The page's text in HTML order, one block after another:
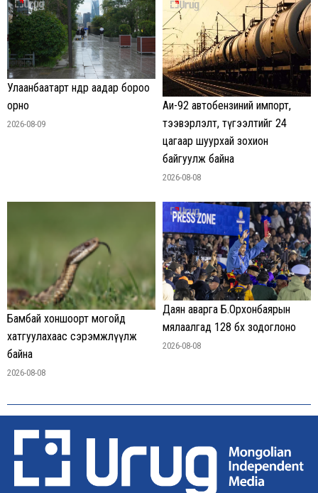
Улаанбаатарт өнөөдөр аадар бороо
орно
2026-08-09
Аи-92 автобензиний импорт,
тээвэрлэлт, түгээлтийг 24
цагаар шуурхай зохион
байгуулж байна
2026-08-08
Бамбай хоншоорт могойд
хатгуулахаас сэрэмжлүүлж
байна
2026-08-08
Даян аварга Б.Орхонбаярын
мялаалгад 128 бөх зодоглоно
2026-08-08